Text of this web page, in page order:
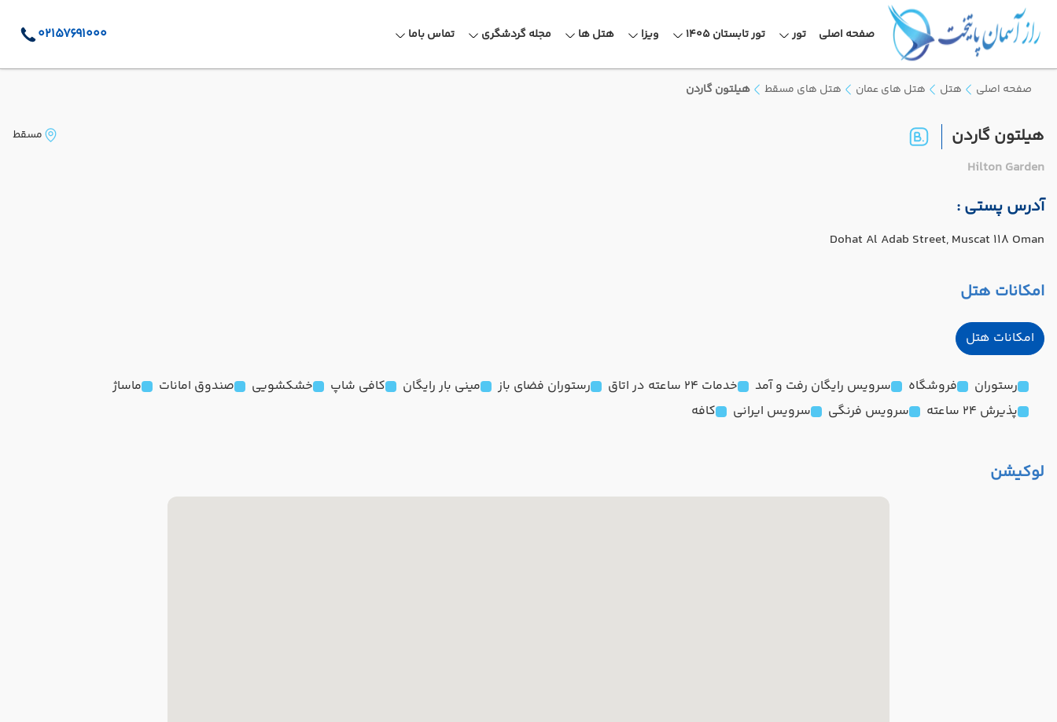
صفحه اصلی تور تور تابستان 1405 ویزا هتل ها مجله گردشگری تماس باما 02157691000
صفحه اصلی هتل هتل های عمان هتل های مسقط هیلتون گاردن
هیلتون گاردن
Hilton Garden
مسقط
آدرس پستی :
Dohat Al Adab Street, Muscat 118 Oman
امکانات هتل
امکانات هتل
رستوران فروشگاه سرویس رایگان رفت و آمد خدمات 24 ساعته در اتاق رستوران فضای باز مینی بار رایگان کافی شاپ خشکشویی صندوق امانات
ماساژ
پذیرش 24 ساعته
سرویس فرنگی سرویس ایرانی کافه
لوکیشن